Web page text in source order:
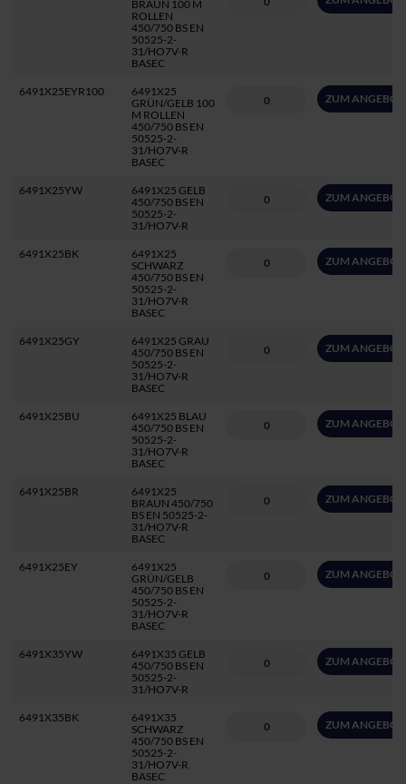
BRAUN 100 M
ROLLEN
450/750 BS EN
50525-2-
31/HO7V-R
BASEC
6491X25EYR100
6491X25
GRÜN/GELB 100
M ROLLEN
450/750 BS EN
50525-2-
31/HO7V-R
BASEC
ZUM
6491X25YW
6491X25 GELB
450/750 BS EN
50525-2-
31/HO7V-R
ZUM
6491X25BK
6491X25
SCHWARZ
450/750 BS EN
50525-2-
31/HO7V-R
BASEC
ZUM
6491X25GY
6491X25 GRAU
450/750 BS EN
50525-2-
31/HO7V-R
BASEC
ZUM
6491X25BU
6491X25 BLAU
450/750 BS EN
50525-2-
31/HO7V-R
BASEC
ZUM
6491X25BR
6491X25
BRAUN 450/750
BS EN 50525-2-
31/HO7V-R
BASEC
ZUM
6491X25EY
6491X25
GRÜN/GELB
450/750 BS EN
50525-2-
31/HO7V-R
BASEC
ZUM
6491X35YW
6491X35 GELB
450/750 BS EN
50525-2-
31/HO7V-R
ZUM
6491X35BK
6491X35
SCHWARZ
450/750 BS EN
50525-2-
31/HO7V-R
BASEC
ZUM